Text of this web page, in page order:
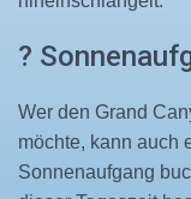
?
Wer den Grand
möchte, kann auch
Sonnenaufgang